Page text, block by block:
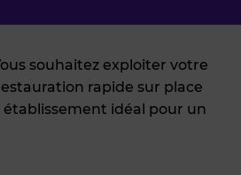
souhaitez exploiter votre
rapide sur place
idéal pour un